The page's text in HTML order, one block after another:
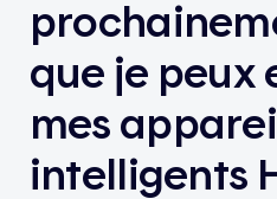
que je peux
mes
intelligents